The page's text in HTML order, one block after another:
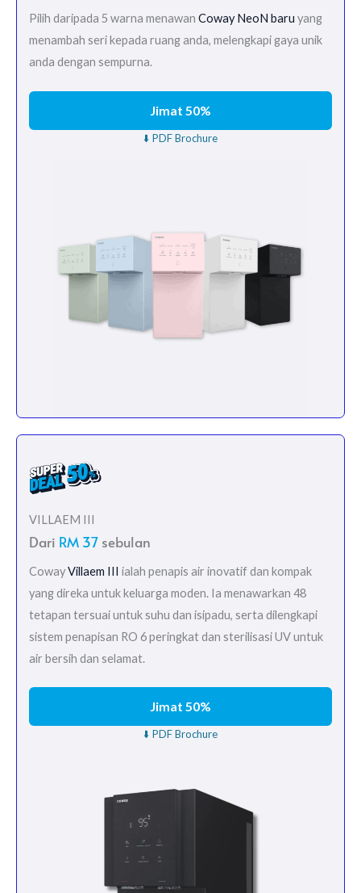
Pilih daripada 5 warna menawan Coway NeoN baru yang
menambah seri kepada ruang anda, melengkapi gaya unik
anda dengan sempurna.
Jimat 50%
⬇️ PDF Brochure
VILLAEM III
Dari RM 37 sebulan
CowayVillaem III ialah penapis air inovatif dan kompak
yang direka untuk keluarga moden. Ia menawarkan 48
tetapan tersuai untuk suhu dan isipadu, serta dilengkapi
sistem penapisan RO 6 peringkat dan sterilisasi UV untuk
air bersih dan selamat.
Jimat 50%
⬇️ PDF Brochure